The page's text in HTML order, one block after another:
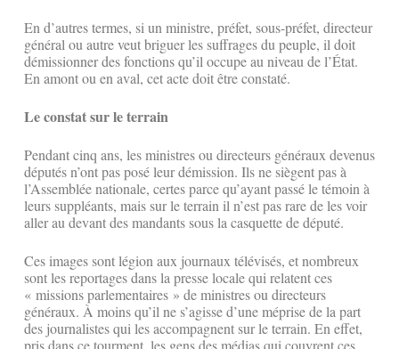
En d’autres termes, si un ministre, préfet, sous-préfet, directeur
général ou autre veut briguer les suffrages du peuple, il doit
démissionner des fonctions qu’il occupe au niveau de l’État.
En amont ou en aval, cet acte doit être constaté.
Le constat sur le terrain
Pendant cinq ans, les ministres ou directeurs généraux devenus
députés n’ont pas posé leur démission. Ils ne siègent pas à
l’Assemblée nationale, certes parce qu’ayant passé le témoin à
leurs suppléants, mais sur le terrain il n’est pas rare de les voir
aller au devant des mandants sous la casquette de député.
Ces images sont légion aux journaux télévisés, et nombreux
sont les reportages dans la presse locale qui relatent ces
« missions parlementaires » de ministres ou directeurs
généraux. À moins qu’il ne s’agisse d’une méprise de la part
des journalistes qui les accompagnent sur le terrain. En effet,